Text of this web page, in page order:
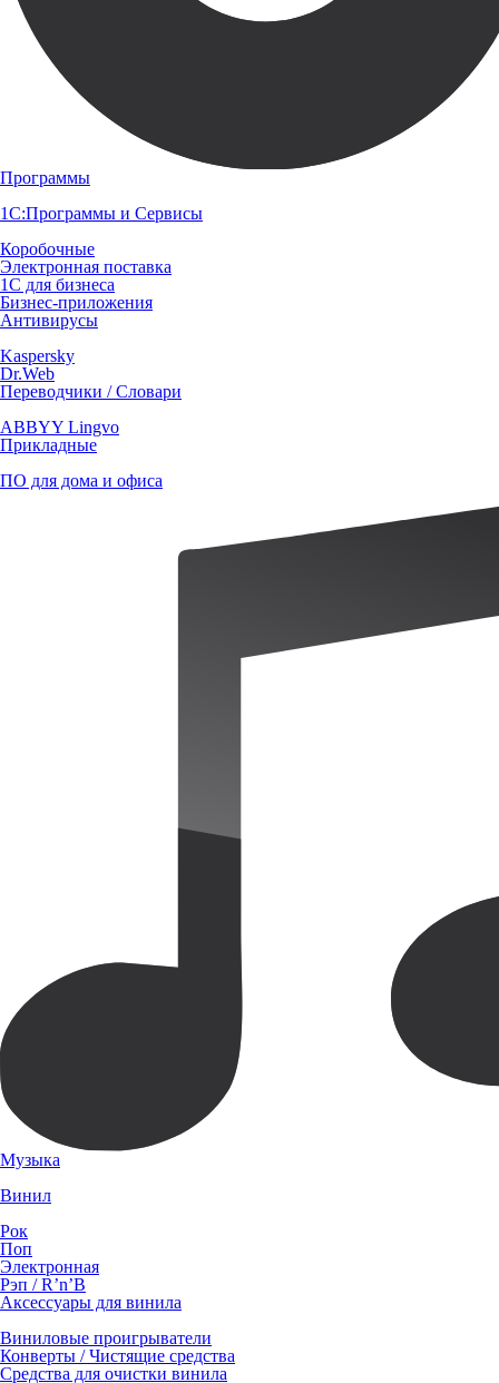
Программы
1С:Программы и Сервисы
Коробочные
Электронная поставка
1С для бизнеса
Бизнес-приложения
Антивирусы
Kaspersky
Dr.Web
Переводчики / Словари
ABBYY Lingvo
Прикладные
ПО для дома и офиса
Музыка
Винил
Рок
Поп
Электронная
Рэп / R’n’B
Аксессуары для винила
Виниловые проигрыватели
Конверты / Чистящие средства
Средства для очистки винила